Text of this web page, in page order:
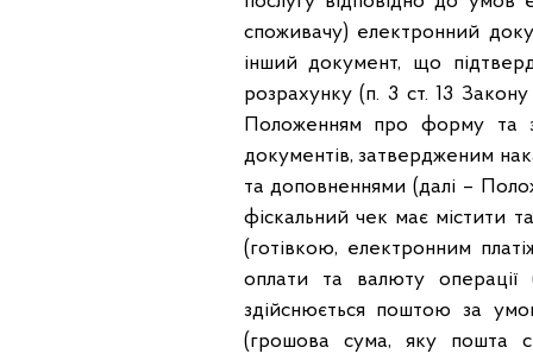
споживачу) електронний
інший документ, що
розрахунку (п. 3 ст. 13
Положенням про форму та
документів, затвердженим
та доповненнями (далі –
фіскальний чек має містити
(готівкою, електронним
оплати та валюту
здійснюється поштою за
(грошова сума, яку пошта